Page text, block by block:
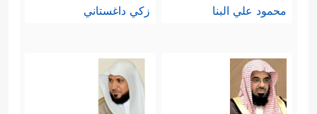
محمود علي البنا زكي داغستاني